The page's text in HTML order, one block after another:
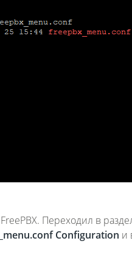
Переходил в
Configuration и